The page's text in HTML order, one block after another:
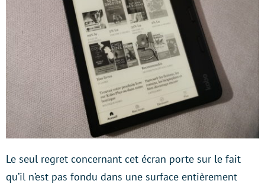
Le seul regret concernant cet écran porte sur le fait
qu’il n’est pas fondu dans une surface entièrement